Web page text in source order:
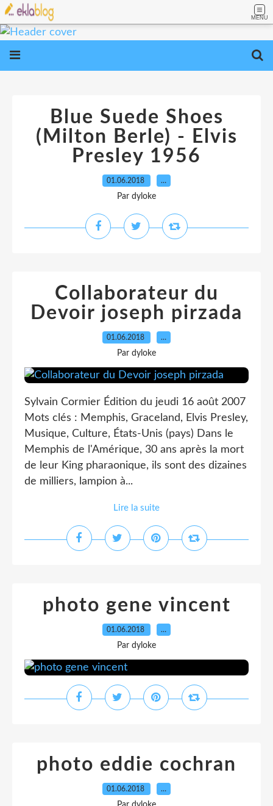
MENU
Blue Suede Shoes
(Milton Berle) - Elvis
Presley 1956
01.06.2018 …
Par dyloke
Collaborateur du
Devoir joseph pirzada
01.06.2018 …
Par dyloke
Sylvain Cormier Édition du jeudi 16 août 2007
Mots clés : Memphis, Graceland, Elvis Presley,
Musique, Culture, États-Unis (pays) Dans le
Memphis de l'Amérique, 30 ans après la mort
de leur King pharaonique, ils sont des dizaines
de milliers, lampion à...
Lire la suite
photo gene vincent
01.06.2018 …
Par dyloke
photo eddie cochran
01.06.2018 …